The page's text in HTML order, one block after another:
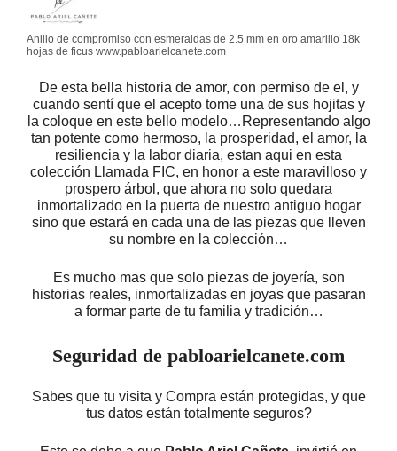
Anillo de compromiso con esmeraldas de 2.5 mm en oro amarillo 18k
hojas de ficus www.pabloarielcanete.com
De esta bella historia de amor, con permiso de el, y
cuando sentí que el acepto tome una de sus hojitas y
la coloque en este bello modelo…Representando algo
tan potente como hermoso, la prosperidad, el amor, la
resiliencia y la labor diaria, estan aqui en esta
colección Llamada FIC, en honor a este maravilloso y
prospero árbol, que ahora no solo quedara
inmortalizado en la puerta de nuestro antiguo hogar
sino que estará en cada una de las piezas que lleven
su nombre en la colección…
Es mucho mas que solo piezas de joyería, son
historias reales, inmortalizadas en joyas que pasaran
a formar parte de tu familia y tradición…
Seguridad de pabloarielcanete.com
Sabes que tu visita y Compra están protegidas, y que
tus datos están totalmente seguros?